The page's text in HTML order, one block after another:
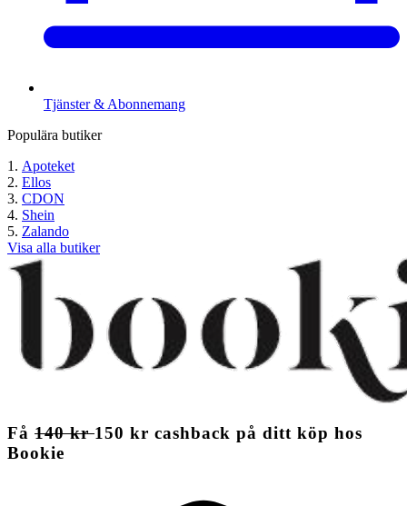
Tjänster & Abonnemang
Populära butiker
Apoteket
Ellos
CDON
Shein
Zalando
Visa alla butiker
Få 140 kr150 kr cashback på ditt köp hos
Bookie